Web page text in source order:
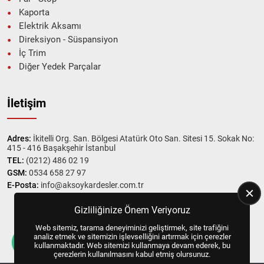
Kaporta
Elektrik Aksamı
Direksiyon - Süspansiyon
İç Trim
Diğer Yedek Parçalar
İletişim
Adres: İkitelli Org. San. Bölgesi Atatürk Oto San. Sitesi 15. Sokak No:
415 - 416 Başakşehir İstanbul
TEL: (0212) 486 02 19
GSM: 0534 658 27 97
E-Posta: info@aksoykardesler.com.tr
Copyright © 2025, All Right ReservedUS YAZILIM
Gizliliğinize Önem Veriyoruz
Web sitemiz, tarama deneyiminizi geliştirmek, site trafiğini
analiz etmek ve sitemizin işlevselliğini artırmak için çerezler
kullanmaktadır. Web sitemizi kullanmaya devam ederek, bu
çerezlerin kullanılmasını kabul etmiş olursunuz.